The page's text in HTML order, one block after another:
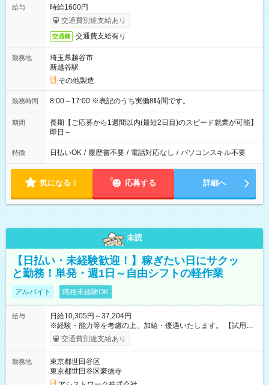
給与
時給1600円
交通費別途支給あり
交通費 交通費支給有り
勤務地
埼玉県越谷市
新越谷駅
その他製造
勤務時間 8:00～17:00 ※表記のうち実働8時間です。
期間
長期【ご応募から1週間以内(最短2日目)のスピード就業が可能】
即日～
特徴 日払いOK / 履歴書不要 / 電話対応なし / パソコンスキル不要
気になる！ 応募する 詳細へ
未読
【日払い・未経験歓迎！】稼ぎたい日にサクッ
と勤務！単発・週1日～自由シフトの軽作業
アルバイト 職種未経験OK
給与
日給10,305円～37,204円
※経験・能力等を考慮の上、加給・優遇いたします。 【試用期
間】試用期間なし
交通費別途支給あり
勤務地
東京都世田谷区
東京都世田谷区豪徳寺